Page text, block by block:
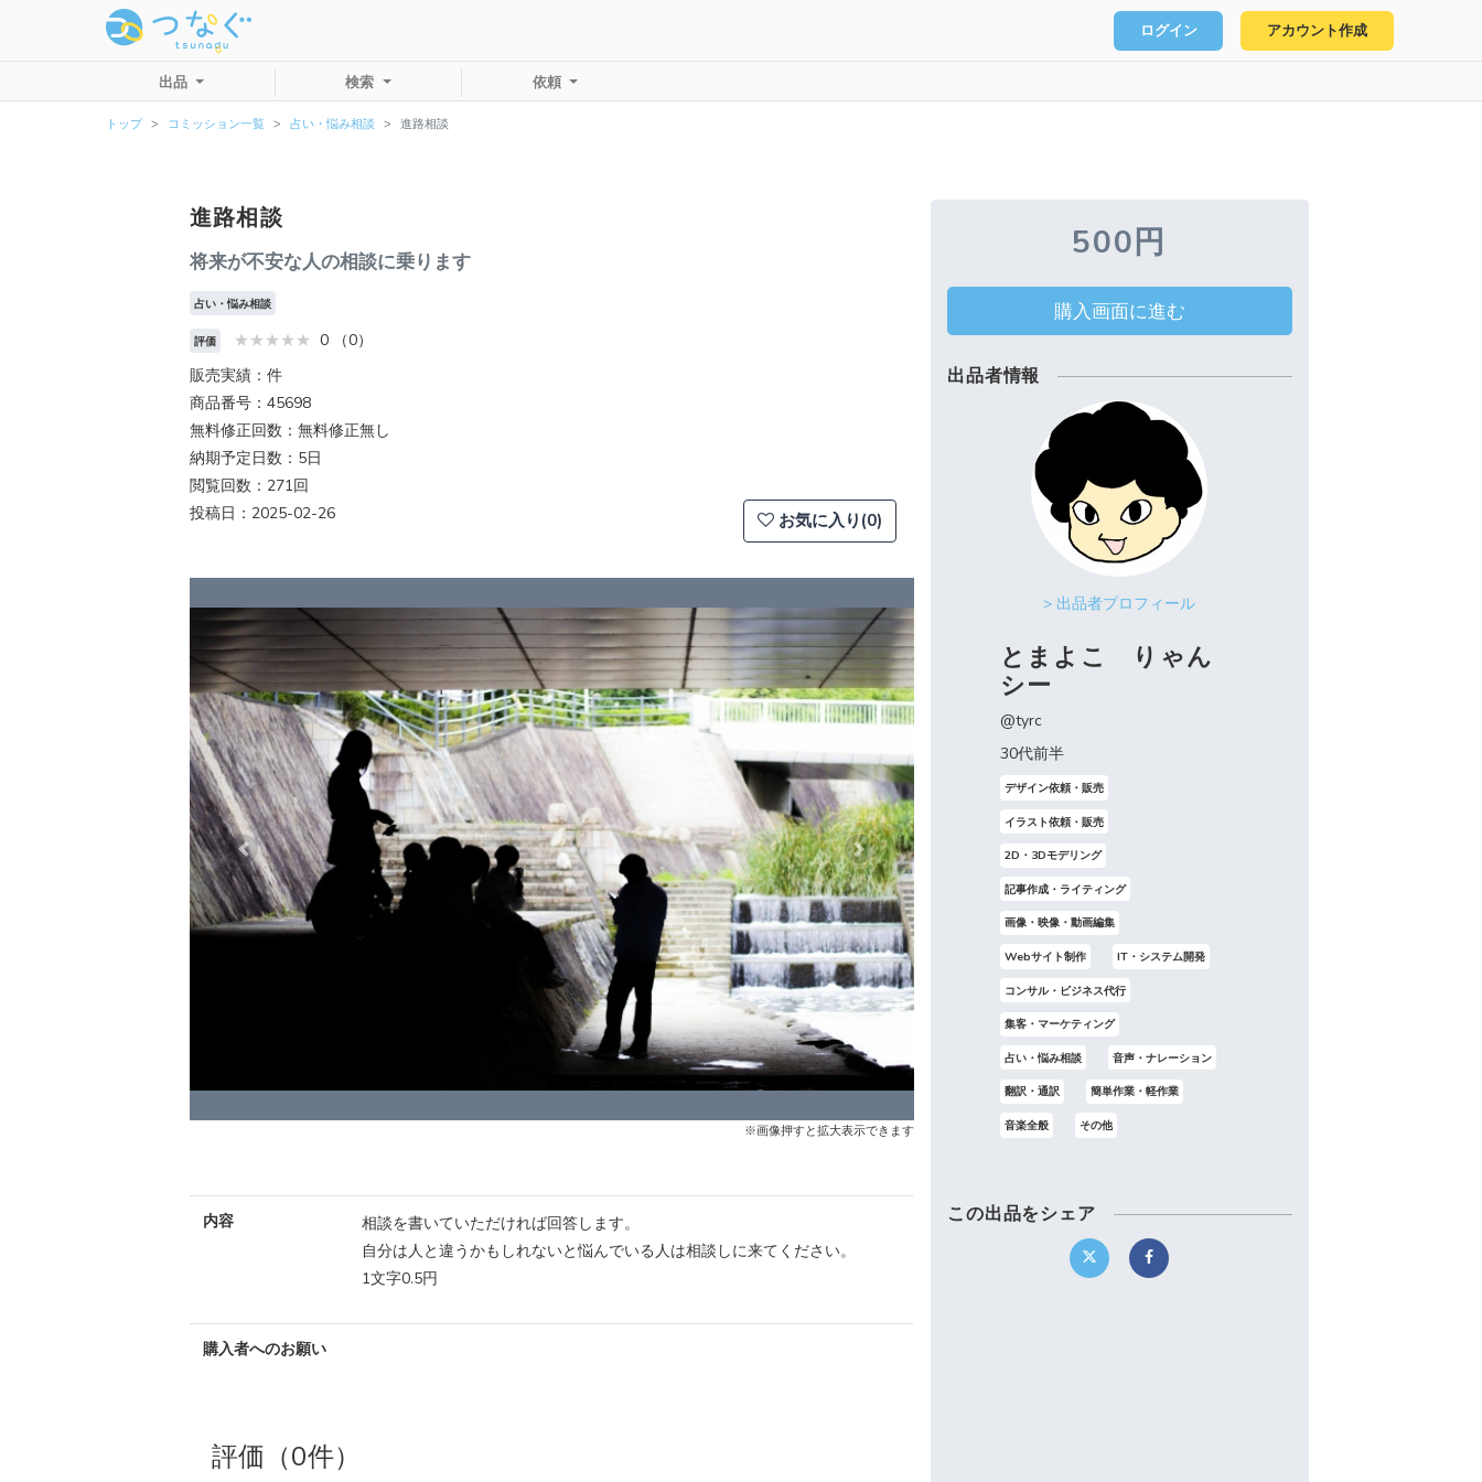
ログイン アカウント作成
出品 検索 依頼
トップ コミッション一覧 占い・悩み相談 進路相談
進路相談
将来が不安な人の相談に乗ります
占い・悩み相談
評価
0 （0）
販売実績：件
商品番号：45698
無料修正回数：無料修正無し
納期予定日数：5日
閲覧回数：271回
投稿日：2025-02-26
お気に入り(0)
Previous Next
※画像押すと拡大表示できます
内容
相談を書いていただければ回答します。
自分は人と違うかもしれないと悩んでいる人は相談しに来てください。
1文字0.5円
購入者へのお願い
評価（0件）
500円
購入画面に進む
出品者情報
> 出品者プロフィール
とまよこ りゃん
シー
@tyrc
30代前半
デザイン依頼・販売
イラスト依頼・販売
2D・3Dモデリング
記事作成・ライティング
画像・映像・動画編集
Webサイト制作 IT・システム開発
コンサル・ビジネス代行
集客・マーケティング
占い・悩み相談 音声・ナレーション
翻訳・通訳 簡単作業・軽作業
音楽全般 その他
この出品をシェア